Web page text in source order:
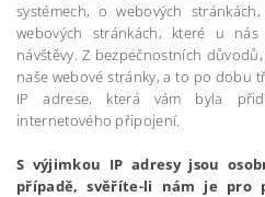
systémech, o webových
webových stránkách, které u
návštěvy. Z bezpečnostních
naše webové stránky, a to po dobu
IP adrese, která vám byla
internetového připojení.
S výjimkou IP adresy jsou
případě, svěříte-li nám je pro